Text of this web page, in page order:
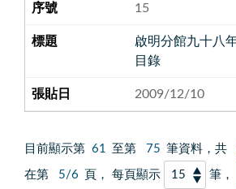
15
啟明分館九十八
目錄
2009/12/10
目前顯示第 61 至第 75 筆資料，共
在第 5/6 頁， 每頁顯示 筆，